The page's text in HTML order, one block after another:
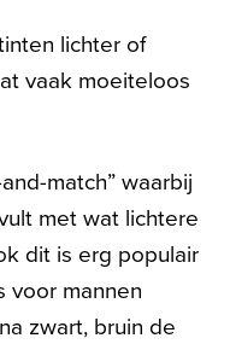
lichter of
vaak moeiteloos
match” waarbij
met wat lichtere
dit is erg populair
voor mannen
zwart, bruin de